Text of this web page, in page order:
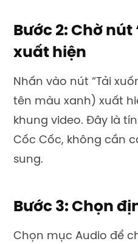
Bước 2: Chờ nút
xuất hiện
Nhấn vào nút “Tải
tên màu xanh) xuất
khung video. Đây là
Cốc Cốc, không cần
sung.
Bước 3: Chọn
Chọn mục Audio để